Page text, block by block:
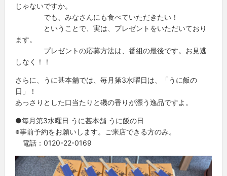
じゃないですか。
でも、みなさんにも食べていただきたい！
ということで、実は、プレゼントをいただいており
ます。
プレゼントの応募方法は、番組の最後です。お見逃
しなく！！
さらに、うに甚本舗では、毎月第3水曜日は、「うに飯の
日」！
あっさりとした口当たりと磯の香りが漂う逸品ですよ。
●毎月第3水曜日 うに甚本舗 うに飯の日
※事前予約をお願いします。ご来店できる方のみ。
電話：0120-22-0169